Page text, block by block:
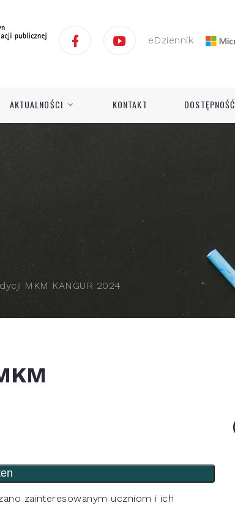
eDziennik
AKTUALNOŚCI KONTAKT DOSTĘPNOŚĆ
MKM KANGUR 2024
zainteresowanym uczniom i ich